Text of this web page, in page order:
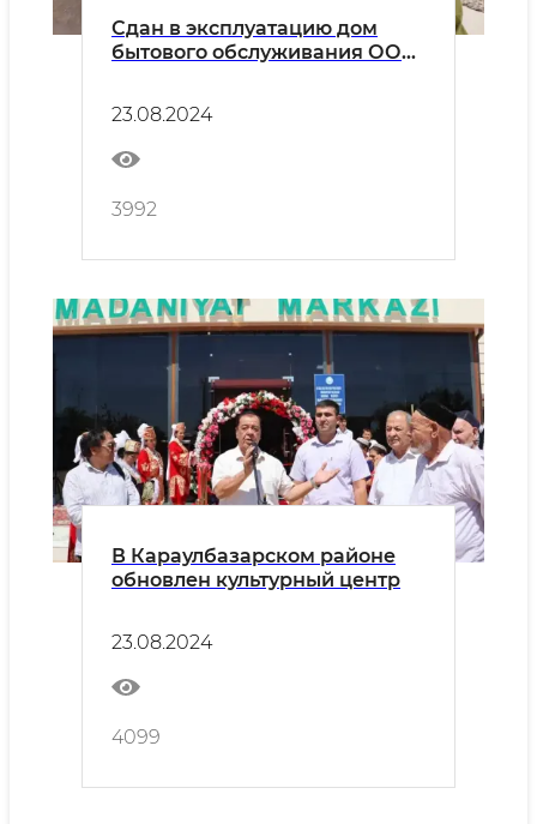
Сдан в эксплуатацию дом
бытового обслуживания ООО
23.08.2024
3992
В Караулбазарском районе
обновлен культурный центр
23.08.2024
4099